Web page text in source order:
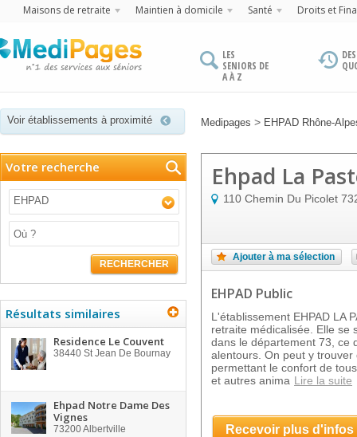
Maisons de retraite Maintien à domicile Santé Droits et
LES
SENIORS DE
A À Z
Voir établissements à proximité Medipages > EHPAD Rhône-
Votre recherche
EHPAD
RECHERCHER
Résultats similaires
Residence Le Couvent
38440 St Jean De Bournay
Ehpad Notre Dame Des
Vignes
73200Albertville
Ehpad La
110 Chemin Du Picolet
Ajouter à ma sélection
EHPAD Public
L'établissement EHPAD LA
retraite médicalisée. Elle se
dans le département 73, ce
alentours. On peut y
permettant le confort de
et autres anima Lire la suite
Recevoir plus d'infos